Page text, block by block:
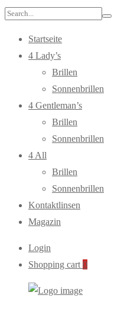
Search
Startseite
4 Lady’s
Brillen
Sonnenbrillen
4 Gentleman’s
Brillen
Sonnenbrillen
4 All
Brillen
Sonnenbrillen
Kontaktlinsen
Magazin
Login
Shopping cart 0